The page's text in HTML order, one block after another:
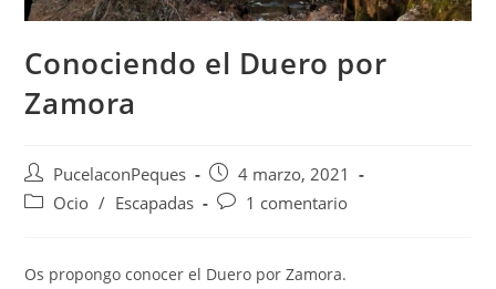
Conociendo el Duero por
Zamora
PucelaconPeques
4 marzo, 2021
Ocio / Escapadas 1 comentario
Os propongo conocer el Duero por Zamora.